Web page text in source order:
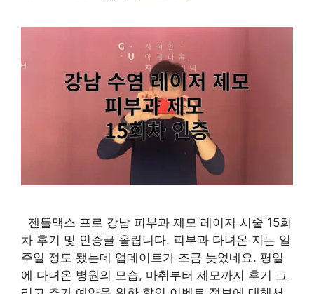
젠틀맥스 프로 강남 피부과 제모 레이저 시술 15회
차 후기 및 인증글 올립니다. 피부과 다녀온 지는 일
주일 정도 됐는데 업데이트가 조금 늦었네요. 평일
에 다녀온 병원의 모습, 마취부터 제모까지 후기 그